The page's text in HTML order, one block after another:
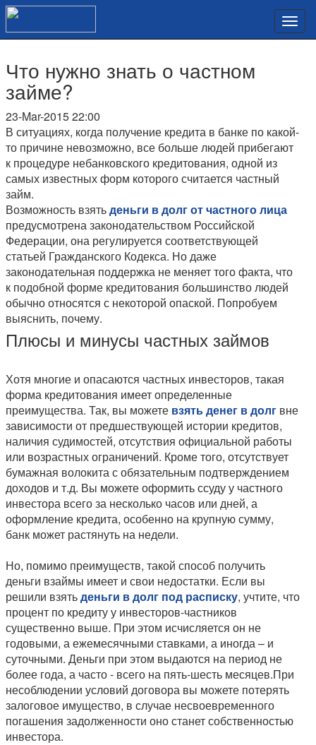
Что нужно знать о частном
займе?
23-Mar-2015 22:00
В ситуациях, когда получение кредита в банке по какой-
то причине невозможно, все больше людей прибегают
к процедуре небанковского кредитования, одной из
самых известных форм которого считается частный
займ.
Возможность взятьденьги в долг от частного лица
предусмотрена законодательством Российской
Федерации, она регулируется соответствующей
статьей Гражданского Кодекса. Но даже
законодательная поддержка не меняет того факта, что
к подобной форме кредитования большинство людей
обычно относятся с некоторой опаской. Попробуем
выяснить, почему.
Плюсы и минусы частных займов
Хотя многие и опасаются частных инвесторов, такая
форма кредитования имеет определенные
преимущества. Так, вы можете взять денег в долг вне
зависимости от предшествующей истории кредитов,
наличия судимостей, отсутствия официальной работы
или возрастных ограничений. Кроме того, отсутствует
бумажная волокита с обязательным подтверждением
доходов и т.д. Вы можете оформить ссуду у частного
инвестора всего за несколько часов или дней, а
оформление кредита, особенно на крупную сумму,
банк может растянуть на недели.
Но, помимо преимуществ, такой способ получить
деньги взаймы имеет и свои недостатки. Если вы
решили взятьденьги в долг под расписку, учтите, что
процент по кредиту у инвесторов-частников
существенно выше. При этом исчисляется он не
годовыми, а ежемесячными ставками, а иногда – и
суточными. Деньги при этом выдаются на период не
более года, а часто - всего на пять-шесть месяцев.При
несоблюдении условий договора вы можете потерять
залоговое имущество, в случае несвоевременного
погашения задолженности оно станет собственностью
инвестора.